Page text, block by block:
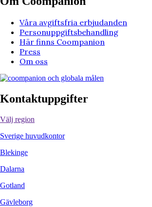
Våra avgiftsfria erbjudanden
Personuppgiftsbehandling
Här finns Coompanion
Press
Om oss
Kontaktuppgifter
Välj region
Sverige huvudkontor
Blekinge
Dalarna
Gotland
Gävleborg